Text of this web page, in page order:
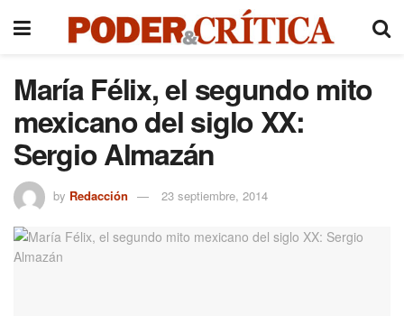
María Félix, el segundo mito
mexicano del siglo XX:
Sergio Almazán
by Redacción 23 septiembre, 2014